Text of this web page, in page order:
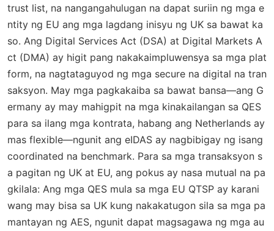
trust list, na nangangahulugan na dapat suriin ng mga e
ntity ng EU ang mga lagdang inisyu ng UK sa bawat ka
so. Ang Digital Services Act (DSA) at Digital Markets A
ct (DMA) ay higit pang nakakaimpluwensya sa mga plat
form, na nagtataguyod ng mga secure na digital na tran
saksyon. May mga pagkakaiba sa bawat bansa—ang G
ermany ay may mahigpit na mga kinakailangan sa QES
para sa ilang mga kontrata, habang ang Netherlands ay
mas flexible—ngunit ang eIDAS ay nagbibigay ng isang
coordinated na benchmark. Para sa mga transaksyon s
a pagitan ng UK at EU, ang pokus ay nasa mutual na pa
gkilala: Ang mga QES mula sa mga EU QTSP ay karani
wang may bisa sa UK kung nakakatugon sila sa mga pa
mantayan ng AES, ngunit dapat magsagawa ng mga au